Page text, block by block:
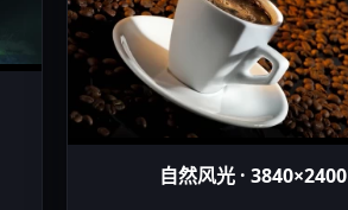
自然风光 · 3840×2400